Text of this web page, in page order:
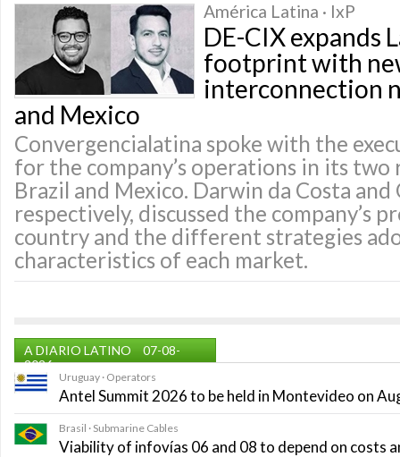
América Latina · IxP
DE-CIX expands
footprint with
interconnection
and Mexico
Convergencialatina spoke with the
for the company’s operations in its two
Brazil and Mexico. Darwin da Costa and
respectively, discussed the company’s
country and the different strategies
characteristics of each market.
A DIARIO LATINO
07-08-
2026
Uruguay · Operators
Antel Summit 2026 to be held in Montevideo on
Brasil · Submarine Cables
Viability of infovías 06 and 08 to depend on costs